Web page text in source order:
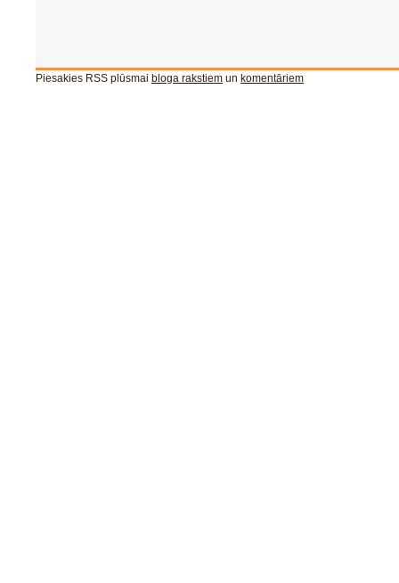
Piesakies RSS plūsmai bloga rakstiem un komentāriem